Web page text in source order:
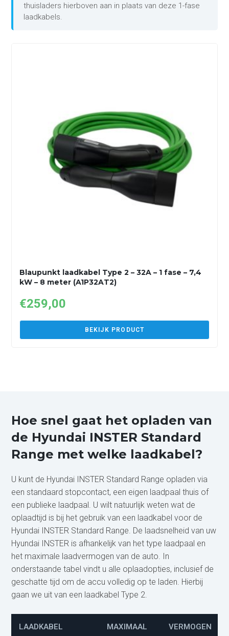
thuisladers hierboven aan in plaats van deze 1-fase
laadkabels.
Blaupunkt laadkabel Type 2 – 32A – 1 fase – 7,4
kW – 8 meter (A1P32AT2)
€259,00
BEKIJK PRODUCT
Hoe snel gaat het opladen van
de Hyundai INSTER Standard
Range met welke laadkabel?
U kunt de Hyundai INSTER Standard Range opladen via
een standaard stopcontact, een eigen laadpaal thuis of
een publieke laadpaal. U wilt natuurlijk weten wat de
oplaadtijd is bij het gebruik van een laadkabel voor de
Hyundai INSTER Standard Range. De laadsnelheid van uw
Hyundai INSTER is afhankelijk van het type laadpaal en
het maximale laadvermogen van de auto. In
onderstaande tabel vindt u alle oplaadopties, inclusief de
geschatte tijd om de accu volledig op te laden. Hierbij
gaan we uit van een laadkabel Type 2.
LAADKABEL MAXIMAAL VERMOGEN